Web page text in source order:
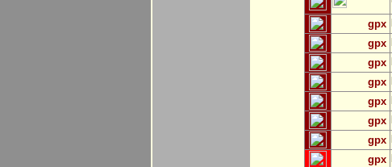
gpx
gpx
gpx
gpx
gpx
gpx
gpx
gpx